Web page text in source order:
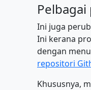
Ini juga
Ini kerana
dengan
repositori
Khususnya,